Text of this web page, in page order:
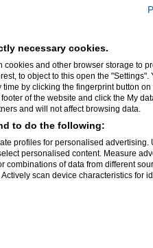
Print design Grafisk design
dine søgeresultater
/ Mailchimp / MailerLite
i fx. NewZendler m.m.
hjælp...
AX, Word. Laver profesionelle
dine Excel regneark. Hjælper
opsætninger, fejlfinding og
AX 2009.
necessary cookies.
and other browser storage to
to object to this open the "Settings".
by clicking the fingerprint button on
of the website and click the My
and will not affect browsing data.
to do the following:
profiles for personalised advertising.
personalised content. Measure
combinations of data from different
scan device characteristics for